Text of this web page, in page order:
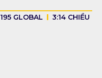
195 GLOBAL 3:14 CHIỀU